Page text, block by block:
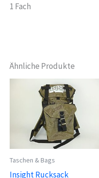
1 Fach
Ähnliche Produkte
Taschen & Bags
Insight Rucksack